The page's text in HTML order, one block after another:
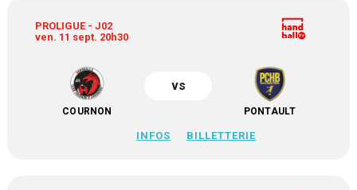
PROLIGUE - J02
ven. 11 sept. 20h30
COURNON
vs
PONTAULT
INFOS BILLETTERIE